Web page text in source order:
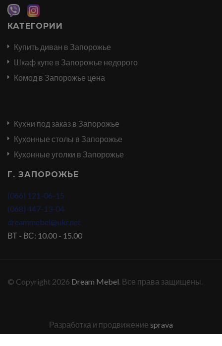
КАТЕГОРИИ
Купить диван в Запорожье
Шкаф купе в Запорожье недорого
Комод в Запорожье цена
Кухни под заказ в Запорожье
Кухонные столы в Запорожье
Кухонные уголки в Запорожье
Г. ЗАПОРОЖЬЕ
(066) 121-06-15
(068) 447-13-04
dreammebel@ukr.net
ВТ - ВС: 10.00 - 15.00
© Copyright 2026 Dream Mebel. Все права защищены.
Разработка и продвижение sprava